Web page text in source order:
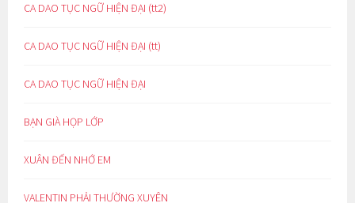
CA DAO TỤC NGỮ HIỆN ĐẠI (tt2)
CA DAO TỤC NGỮ HIỆN ĐẠI (tt)
CA DAO TỤC NGỮ HIỆN ĐẠI
BẠN GIÀ HỌP LỚP
XUÂN ĐẾN NHỚ EM
VALENTIN PHẢI THƯỜNG XUYÊN